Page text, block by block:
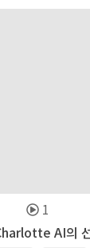
1
AI의